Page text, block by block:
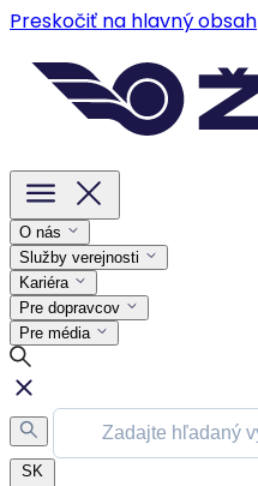
Preskočiť na hlavný obsah
O nás
Služby verejnosti
Kariéra
Pre dopravcov
Pre média
SK